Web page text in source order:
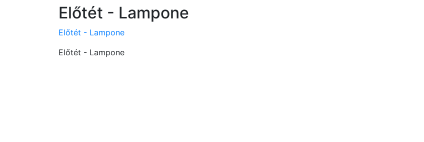
Előtét - Lampone
Előtét - Lampone
Előtét - Lampone